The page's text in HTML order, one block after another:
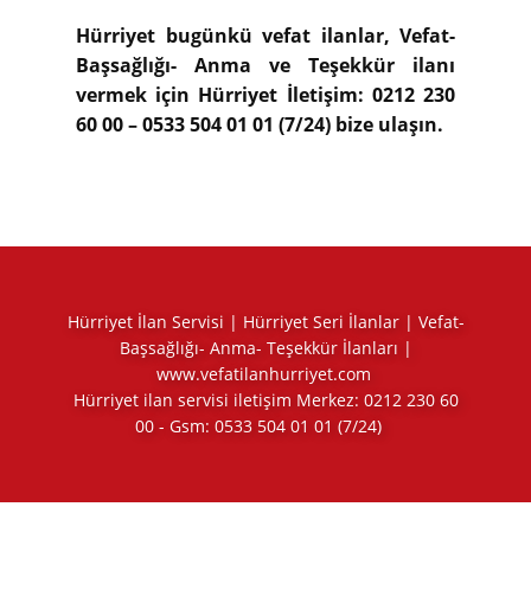
Hürriyet bugünkü vefat ilanlar, Vefat-
Başsağlığı- Anma ve Teşekkür ilanı
vermek için Hürriyet İletişim: 0212 230
60 00 – 0533 504 01 01 (7/24) bize ulaşın.
Hürriyet İlan Servisi | Hürriyet Seri İlanlar | Vefat-
Başsağlığı- Anma- Teşekkür İlanları |
www.vefatilanhurriyet.com
Hürriyet ilan servisi iletişim Merkez: 0212 230 60
00 - Gsm: 0533 504 01 01 (7/24)